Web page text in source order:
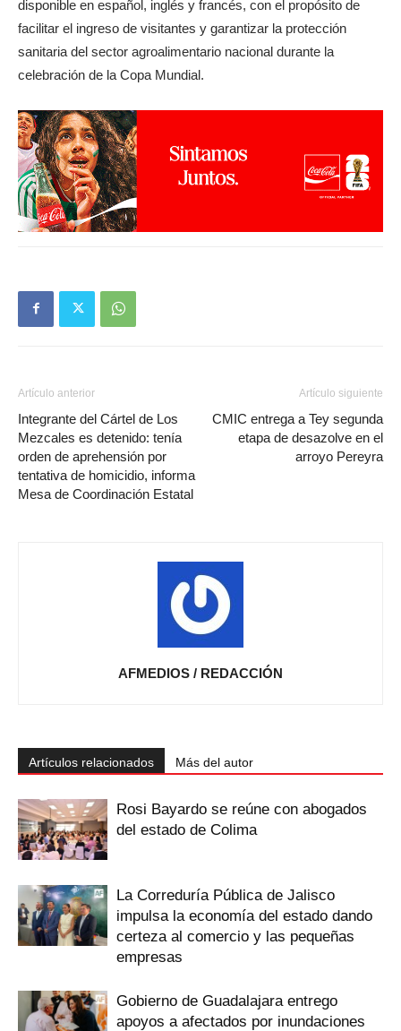
disponible en español, inglés y francés, con el propósito de
facilitar el ingreso de visitantes y garantizar la protección
sanitaria del sector agroalimentario nacional durante la
celebración de la Copa Mundial.
Artículo anterior
Integrante del Cártel de Los
Mezcales es detenido: tenía
orden de aprehensión por
tentativa de homicidio, informa
Mesa de Coordinación Estatal
Artículo siguiente
CMIC entrega a Tey segunda
etapa de desazolve en el
arroyo Pereyra
AFMEDIOS / REDACCIÓN
Artículos relacionados Más del autor
Rosi Bayardo se reúne con abogados
del estado de Colima
La Correduría Pública de Jalisco
impulsa la economía del estado dando
certeza al comercio y las pequeñas
empresas
Gobierno de Guadalajara entrego
apoyos a afectados por inundaciones